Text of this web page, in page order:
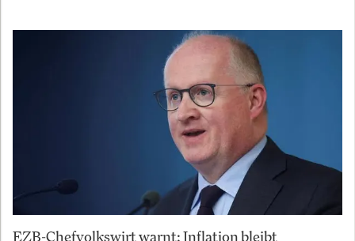
EZB-Chefvolkswirt warnt: Inflation bleibt